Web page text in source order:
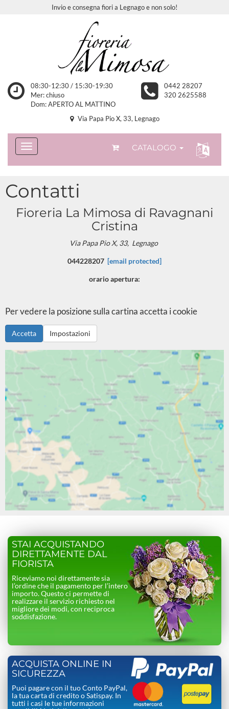
Invio e consegna fiori a Legnago e non solo!
08:30-12:30 / 15:30-19:30
Mer: chiuso
Dom: APERTO AL MATTINO
0442 28207
320 2625588
Via Papa Pio X, 33, Legnago
CATALOGO
Contatti
Fioreria La Mimosa di Ravagnani
Cristina
Via Papa Pio X, 33, Legnago
044228207 [email protected]
orario apertura:
Per vedere la posizione sulla cartina accetta i cookie
Accetta Impostazioni
STAI ACQUISTANDO
DIRETTAMENTE DAL
FIORISTA
Riceviamo noi direttamente sia
l’ordine che il pagamento per l’intero
importo. Questo ci permette di
realizzare il servizio richiesto nel
migliore dei modi, con reciproca
soddisfazione.
ACQUISTA ONLINE IN
SICUREZZA
Puoi pagare con il tuo Conto PayPal,
la tua carta di credito o Satispay. In
tutti i casi le tue informazioni